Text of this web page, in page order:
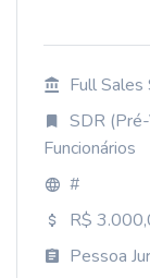
Full Sales
SDR
Funcionários
#
R$
Pessoa